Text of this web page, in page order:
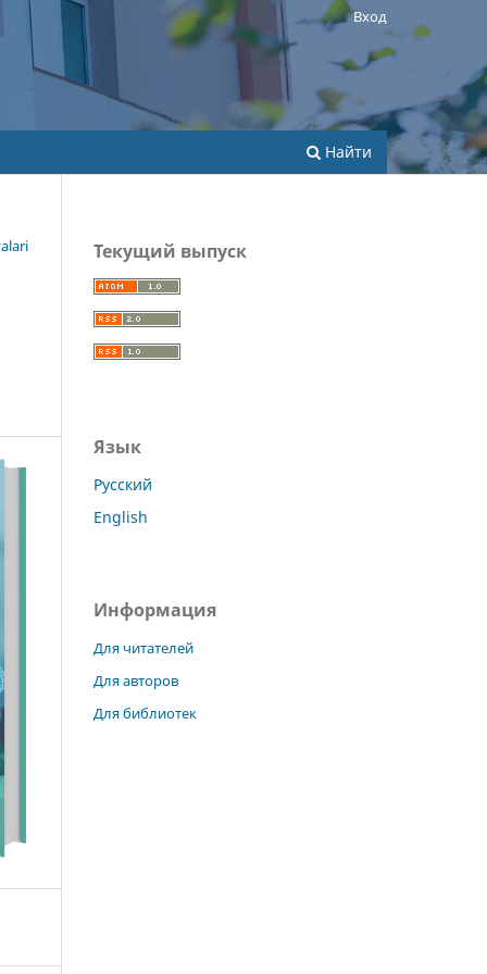
Найти
Вход
Текущий выпуск
Язык
Русский
English
Информация
Для читателей
Для авторов
Для библиотек